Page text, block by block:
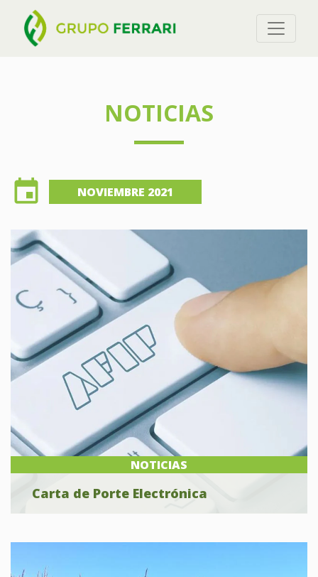
NOTICIAS
event NOVIEMBRE 2021
NOTICIAS
Carta de Porte Electrónica